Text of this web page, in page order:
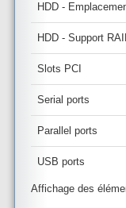
HDD -
HDD - Support
Slots PCI
Serial ports
Parallel ports
USB ports
Affichage des